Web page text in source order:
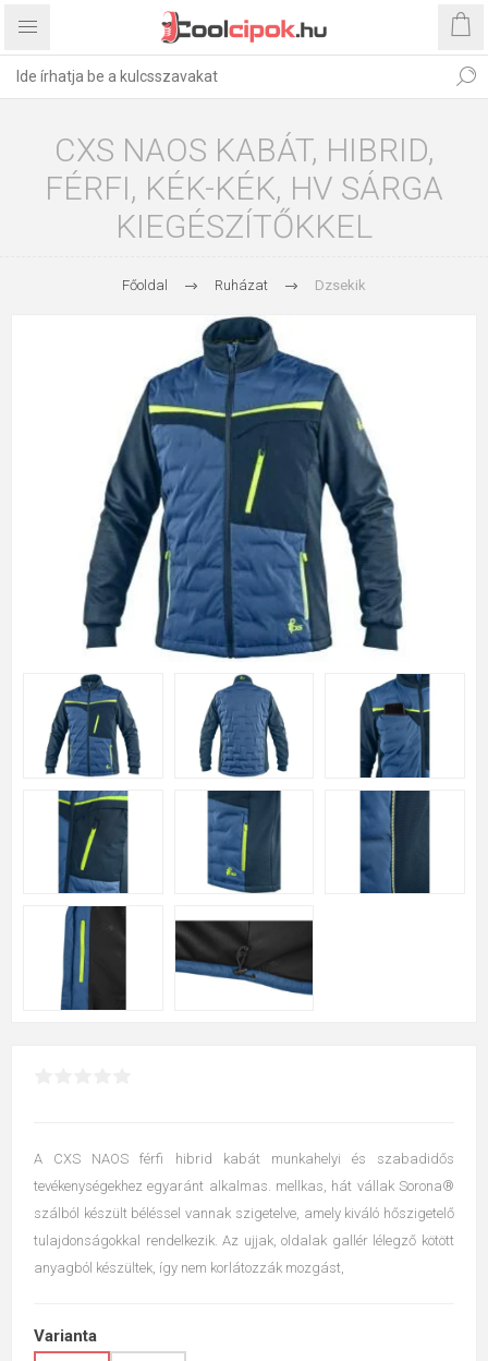
CXS NAOS KABÁT, HIBRID,
FÉRFI, KÉK-KÉK, HV SÁRGA
KIEGÉSZÍTŐKKEL
Főoldal Ruházat Dzsekik
A CXS NAOS férfi hibrid kabát munkahelyi és szabadidős
tevékenységekhez egyaránt alkalmas. mellkas, hát vállak Sorona®
szálból készült béléssel vannak szigetelve, amely kiváló hőszigetelő
tulajdonságokkal rendelkezik. Az ujjak, oldalak gallér lélegző kötött
anyagból készültek, így nem korlátozzák mozgást,
Varianta